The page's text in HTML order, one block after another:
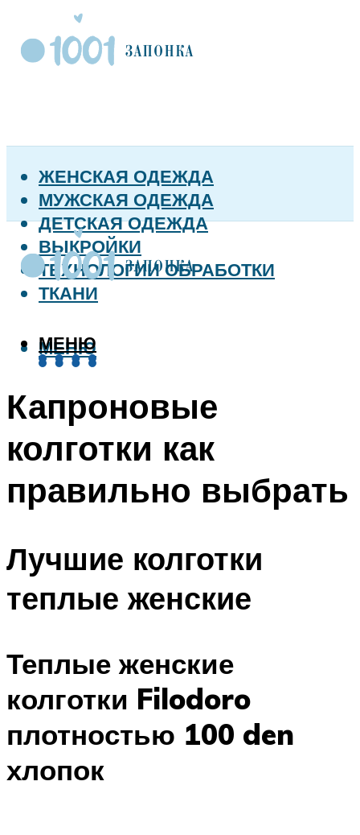
ЖЕНСКАЯ ОДЕЖДА
МУЖСКАЯ ОДЕЖДА
ДЕТСКАЯ ОДЕЖДА
ВЫКРОЙКИ
ТЕХНОЛОГИИ ОБРАБОТКИ
ТКАНИ
МЕНЮ
МЕНЮ
Капроновые
колготки как
правильно выбрать
Лучшие колготки
теплые женские
Теплые женские
колготки Filodoro
плотностью 100 den
хлопок